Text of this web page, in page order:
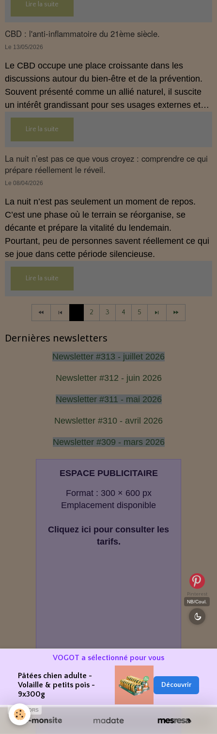
réglementation française de 2026, afin de mieux
comprendre comment le CBD s’intègre dans une
approche globale de prévention.
Lire la suite
CBD : l'anti-inflammatoire du 21ème siècle.
Le 13/05/2026
Le CBD occupe une place croissante dans les
discussions autour du bien‑être et de la prévention.
Souvent présenté comme un allié naturel, il suscite
un intérêt grandissant pour ses usages externes et
son interaction avec le système endocannabinoïde.
Cet article propose une mise au point claire, moderne
et conforme à la réglementation française de 2026.
Lire la suite
La nuit n’est pas ce que vous croyez : comprendre ce qui
prépare réellement le réveil.
Le 08/04/2026
La nuit n’est pas seulement un moment de repos.
C’est une phase où le terrain se réorganise, se
décante et prépare la vitalité du lendemain.
Pourtant, peu de personnes savent réellement ce qui
se joue dans cette période silencieuse.
Lire la suite
2 3 4 5
Dernières newsletters
Newsletter #313 - juillet 2026
Newsletter #312 - juin 2026
Newsletter #311 - mai 2026
Newsletter #310 - avril 2026
Newsletter #309 - mars 2026
ESPACE PUBLICITAIRE
Format : 300 × 600 px
Emplacement disponible
Cliquez ici pour consulter les
tarifs.
Pinterest
NB/Coul.
VOGOT a sélectionné pour vous
Pâtées chien adulte -
Volaille & petits pois -
9x300g
Découvrir
SPONSORS